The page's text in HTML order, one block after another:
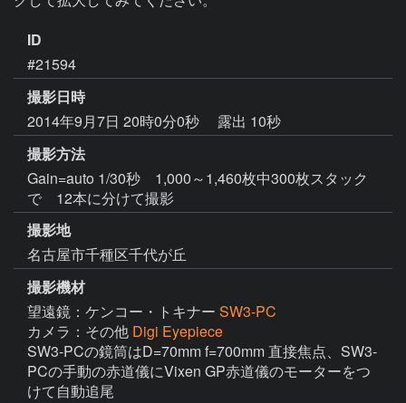
ID
#21594
撮影日時
2014年9月7日 20時0分0秒
露出 10秒
撮影方法
Gain=auto 1/30秒 1,000～1,460枚中300枚スタック
で 12本に分けて撮影
撮影地
名古屋市千種区千代が丘
撮影機材
望遠鏡：ケンコー・トキナー SW3-PC
カメラ：その他 Digi Eyepiece
SW3-PCの鏡筒はD=70mm f=700mm 直接焦点、SW3-
PCの手動の赤道儀にVixen GP赤道儀のモーターをつ
けて自動追尾